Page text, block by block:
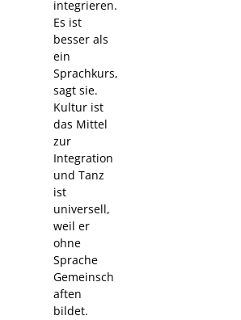
integrieren.
Es ist
besser als
ein
Sprachkurs,
sagt sie.
Kultur ist
das Mittel
zur
Integration
und Tanz
ist
universell,
weil er
ohne
Sprache
Gemeinsch
aften
bildet.